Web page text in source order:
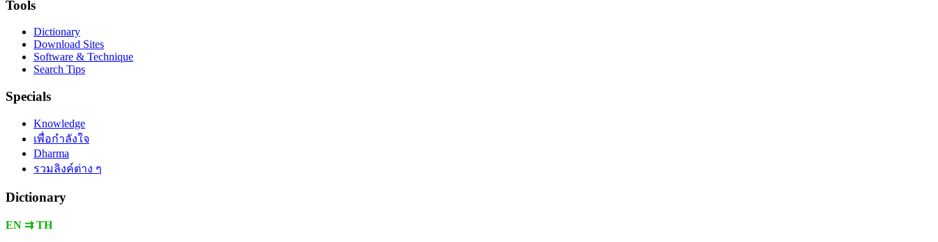
Tools
Dictionary
Download Sites
Software & Technique
Search Tips
Specials
Knowledge
เพื่อกำลังใจ
Dharma
รวมลิงค์ต่าง ๆ
Dictionary
EN ⇉ TH